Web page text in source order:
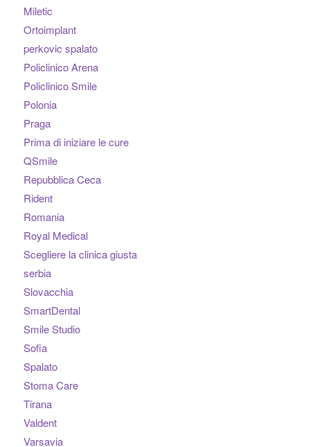
Miletic
Ortoimplant
perkovic spalato
Policlinico Arena
Policlinico Smile
Polonia
Praga
Prima di iniziare le cure
QSmile
Repubblica Ceca
Rident
Romania
Royal Medical
Scegliere la clinica giusta
serbia
Slovacchia
SmartDental
Smile Studio
Sofia
Spalato
Stoma Care
Tirana
Valdent
Varsavia